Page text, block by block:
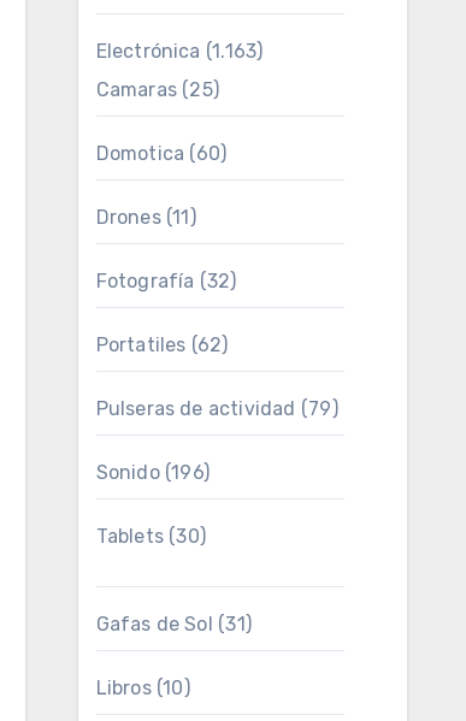
Electrónica (1.163)
Camaras(25)
Domotica (60)
Drones(11)
Fotografía (32)
Portatiles (62)
Pulseras de actividad (79)
Sonido(196)
Tablets(30)
Gafas de Sol (31)
Libros(10)